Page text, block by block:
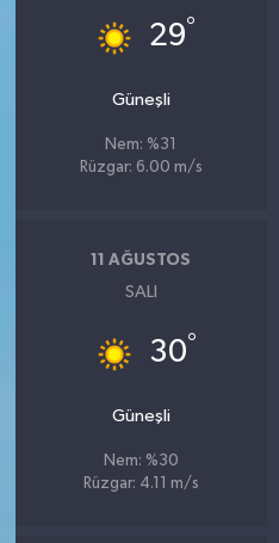
29°
Güneşli
Nem: %31
Rüzgar: 6.00 m/s
11 AĞUSTOS
SALI
30°
Güneşli
Nem: %30
Rüzgar: 4.11 m/s